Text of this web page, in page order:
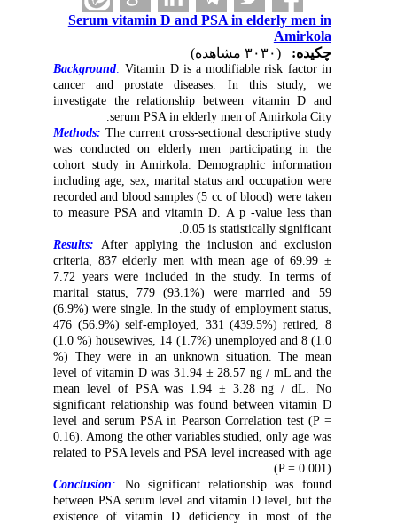
Serum vitamin D and PSA in elderly men in
Amirkola
چکیده:
Background:Vitamin D is a modifiable risk factor in
cancer and prostate diseases. In this study, we
investigate the relationship between vitamin D and
serum PSA in elderly men of Amirkola City.
Methods: The current cross-sectional descriptive study
was conducted on elderly men participating in the
cohort study in Amirkola. Demographic information
including age, sex, marital status and occupation were
recordedandblood samples (5 cc of blood) were taken
to measure PSA and vitamin D. A p -value less than
0.05 is statistically significant.
Results: After applying the inclusion and exclusion
criteria, 837 elderly men with mean age of 69.99
7.72 years were included in the study. In terms of
marital status, 779 (93.1%) were married and 59
(6.9%) were single. In the study of employment status,
476 (56.9%) self-employed, 331 (439.5%) retired, 8
(1.0 %) housewives, 14 (1.7%) unemployed and 8 (1.0
%) They were in an unknown situation. The mean
level of vitamin D was 31.94 ±28.57 ng / mL and the
mean level of PSA was 1.94 ± 3.28 ng / dL. No
significant relationship was found between vitamin D
level and serum PSA in Pearson Correlation test (P =
0.16). Among the other variables studied, only age was
related to PSA levels and PSA level increased with age
(P = 0.001).
Conclusion
:
No significant relationship was found
between PSA serum level and vitamin D level, but the
existence of vitamin D deficiency in most of the